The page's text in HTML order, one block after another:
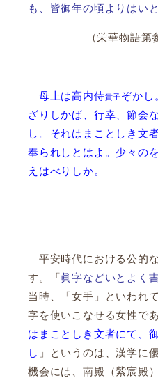
も、皆御年の頃よりはい
（栄華物語
母上は高内侍貴子ぞかし
ざりしかば、行幸、節会
し。それはまことしき文
奉られしとはよ。少々の
えはべりしか。
平安時代における公的
す。「眞字などいとよく
当時、「女手」といわれ
字を使いこなせる女性で
はまことしき文者にて、
し 」というのは、漢学に
機会には、南殿（紫宸殿